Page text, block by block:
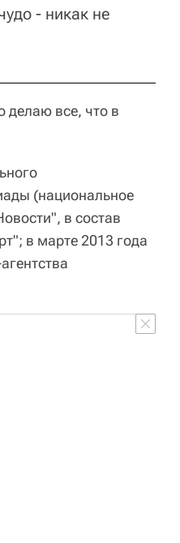
- никак не
делаю все, что в
(национальное
в состав
в марте 2013 года